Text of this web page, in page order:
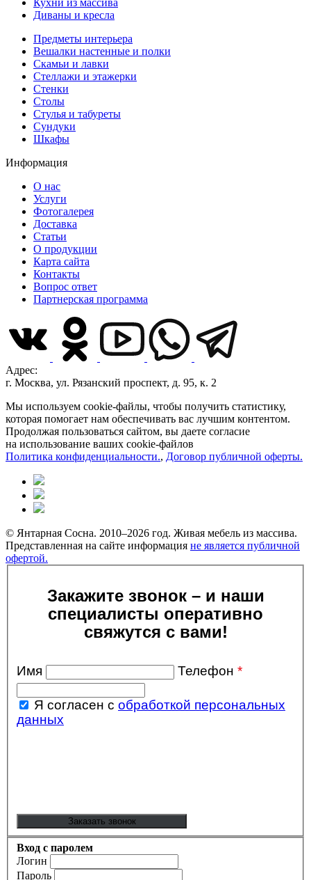
Кухни из массива
Диваны и кресла
Предметы интерьера
Вешалки настенные и полки
Скамьи и лавки
Стеллажи и этажерки
Стенки
Столы
Стулья и табуреты
Сундуки
Шкафы
Информация
О нас
Услуги
Фотогалерея
Доставка
Статьи
О продукции
Карта сайта
Контакты
Вопрос ответ
Партнерская программа
Адрес:
г. Москва, ул. Рязанский проспект, д. 95, к. 2
Мы используем cookie-файлы, чтобы получить статистику,
которая помогает нам обеспечивать вас лучшим контентом.
Продолжая пользоваться сайтом, вы даете согласие
на использование ваших cookie-файлов
Политика конфиденциальности., Договор публичной оферты.
© Янтарная Сосна. 2010–2026 год. Живая мебель из массива.
Представленная на сайте информация не является публичной
офертой.
Закажите звонок – и наши
специалисты оперативно
свяжутся с вами!
Имя Телефон *
Я согласен с обработкой персональных
данных
Вход с паролем
Логин
Пароль